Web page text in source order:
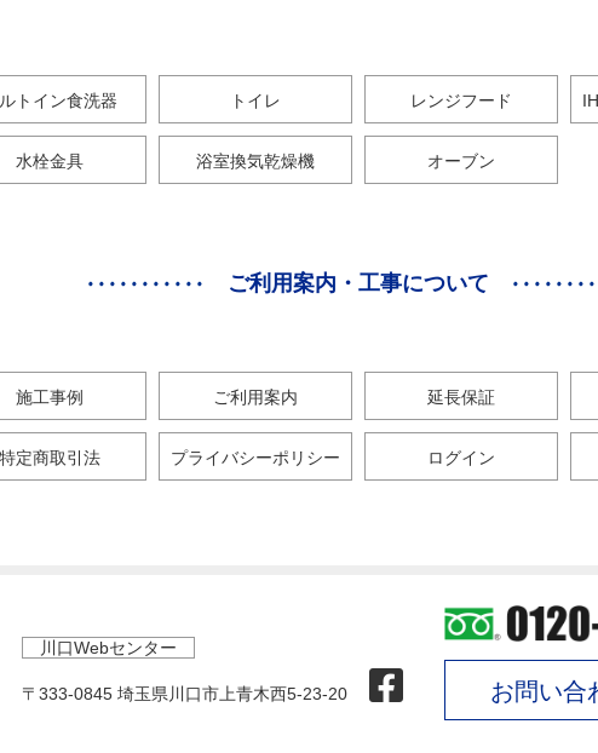
トイン食洗器 トイレ レンジフード
水栓金具 浴室換気乾燥機 オーブン
ご利用案内・工事について
施工事例 ご利用案内 延長保証
特定商取引法 プライバシーポリシー ログイン
川口Webセンター
〒333-0845 埼玉県川口市上青木西5-23-20 お問い合